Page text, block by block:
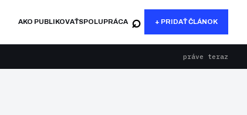
AKO PUBLIKOVAŤSPOLUPRÁCA ⌕ + PRIDAŤ ČLÁNOK
práve teraz